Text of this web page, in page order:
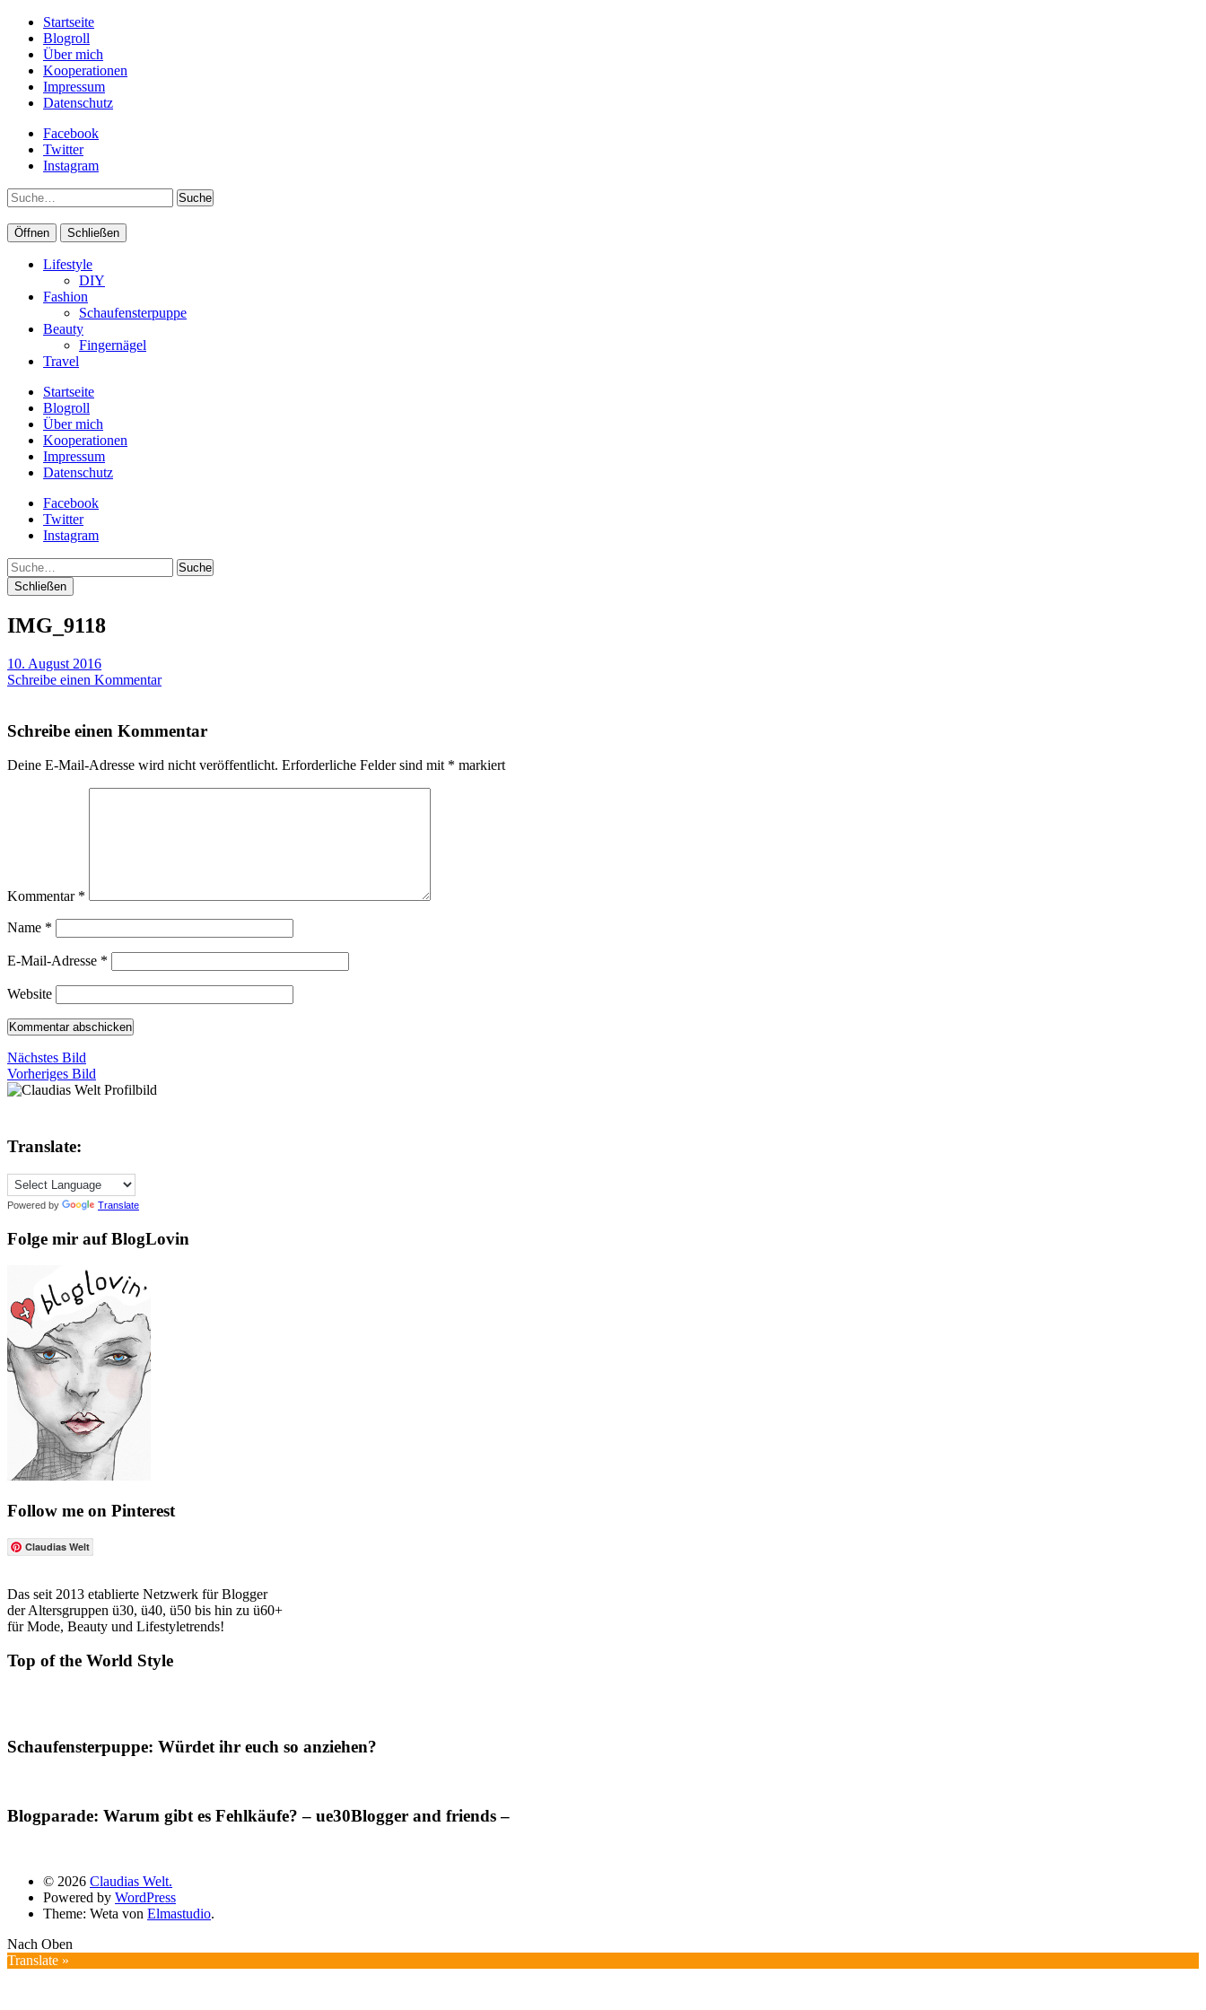
Startseite
Blogroll
Über mich
Kooperationen
Impressum
Datenschutz
Facebook
Twitter
Instagram
Suche
Öffnen Schließen
Lifestyle
DIY
Fashion
Schaufensterpuppe
Beauty
Fingernägel
Travel
Startseite
Blogroll
Über mich
Kooperationen
Impressum
Datenschutz
Facebook
Twitter
Instagram
Suche
Schließen
IMG_9118
10. August 2016
Schreibe einen Kommentar
Schreibe einen Kommentar
Deine E-Mail-Adresse wird nicht veröffentlicht. Erforderliche Felder sind mit * markiert
Kommentar *
Name *
E-Mail-Adresse *
Website
Nächstes Bild
Vorheriges Bild
Translate:
Powered by Translate
Folge mir auf BlogLovin
Follow me on Pinterest
Claudias Welt
Das seit 2013 etablierte Netzwerk für Blogger
der Altersgruppen ü30, ü40, ü50 bis hin zu ü60+
für Mode, Beauty und Lifestyletrends!
Top of the World Style
Schaufensterpuppe: Würdet ihr euch so anziehen?
Blogparade: Warum gibt es Fehlkäufe? – ue30Blogger and friends –
© 2026 Claudias Welt.
Powered by WordPress
Theme: Weta von Elmastudio.
Nach Oben
Translate »